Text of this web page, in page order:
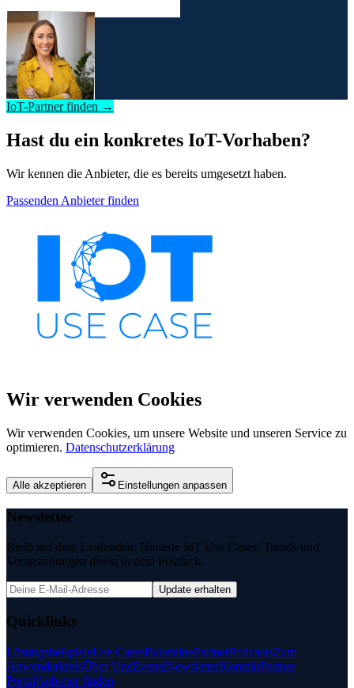
IoT-Partner finden →
Hast du ein konkretes IoT-Vorhaben?
Wir kennen die Anbieter, die es bereits umgesetzt haben.
Passenden Anbieter finden
Wir verwenden Cookies
Wir verwenden Cookies, um unsere Website und unseren Service zu
optimieren. Datenschutzerklärung
Alle akzeptieren Einstellungen anpassen
Newsletter
Bleib auf dem Laufenden: Neueste IoT Use Cases, Trends und
Veranstaltungen direkt in dein Postfach.
Update erhalten
Quicklinks
LösungsbeispieleUse CasesBausteinePartnerPodcastsZum
AnwenderkreisÜber UnsEventsNewsletterKontaktPartner
PortalAnbieter finden